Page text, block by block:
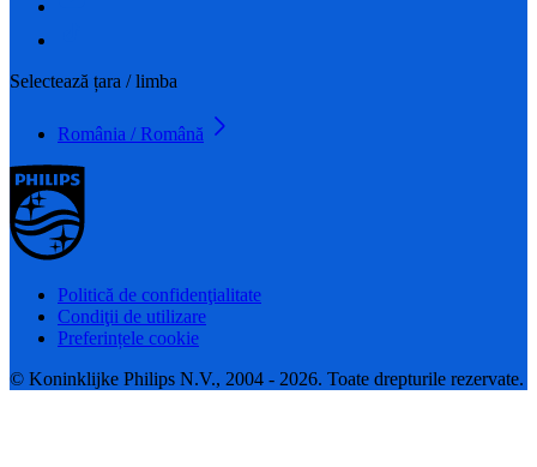
Selectează țara / limba
România / Română
Politică de confidenţialitate
Condiţii de utilizare
Preferințele cookie
© Koninklijke Philips N.V., 2004 - 2026. Toate drepturile rezervate.